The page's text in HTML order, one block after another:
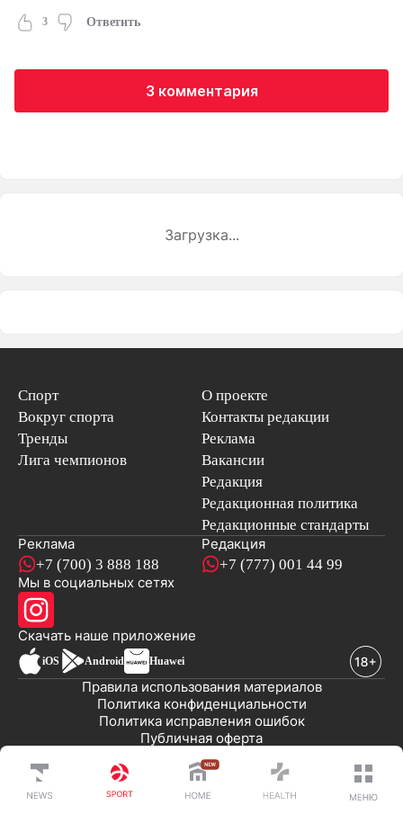
3 Ответить
3 комментария
Загрузка...
Спорт
Вокруг спорта
Тренды
Лига чемпионов
О проекте
Контакты редакции
Реклама
Вакансии
Редакция
Редакционная политика
Редакционные стандарты
Реклама
+7 (700) 3 888 188
Редакция
+7 (777) 001 44 99
Мы в социальных сетях
Скачать наше приложениеновостей
iOS Android Huawei
Публичная оферта
Политика исправления ошибок
Политика конфиденциальности
Правила использования материалов
© 2008-2026 ТОО «EML»